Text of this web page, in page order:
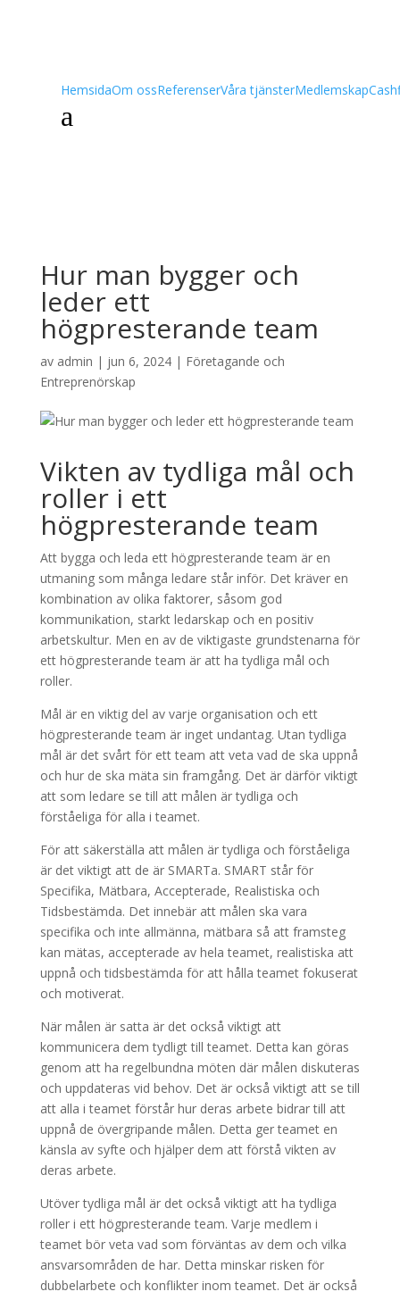
HemsidaOm ossReferenserVåra tjänsterMedlemskap
a
Hur man bygger och
leder ett
högpresterande team
av admin | jun 6, 2024| Företagande och
Entreprenörskap
Vikten av tydliga mål och
roller i ett
högpresterande team
Att bygga och leda ett högpresterande team är en
utmaning som många ledare står inför. Det kräver en
kombination av olika faktorer, såsom god
kommunikation, starkt ledarskap och en positiv
arbetskultur. Men en av de viktigaste grundstenarna för
ett högpresterande team är att ha tydliga mål och
roller.
Mål är en viktig del av varje organisation och ett
högpresterande team är inget undantag. Utan tydliga
mål är det svårt för ett team att veta vad de ska uppnå
och hur de ska mäta sin framgång. Det är därför viktigt
att som ledare se till att målen är tydliga och
förståeliga för alla i teamet.
För att säkerställa att målen är tydliga och förståeliga
är det viktigt att de är SMARTa. SMART står för
Specifika, Mätbara, Accepterade, Realistiska och
Tidsbestämda. Det innebär att målen ska vara
specifika och inte allmänna, mätbara så att framsteg
kan mätas, accepterade av hela teamet, realistiska att
uppnå och tidsbestämda för att hålla teamet fokuserat
och motiverat.
När målen är satta är det också viktigt att
kommunicera dem tydligt till teamet. Detta kan göras
genom att ha regelbundna möten där målen diskuteras
och uppdateras vid behov. Det är också viktigt att se till
att alla i teamet förstår hur deras arbete bidrar till att
uppnå de övergripande målen. Detta ger teamet en
känsla av syfte och hjälper dem att förstå vikten av
deras arbete.
Utöver tydliga mål är det också viktigt att ha tydliga
roller i ett högpresterande team. Varje medlem i
teamet bör veta vad som förväntas av dem och vilka
ansvarsområden de har. Detta minskar risken för
dubbelarbete och konflikter inom teamet. Det är också